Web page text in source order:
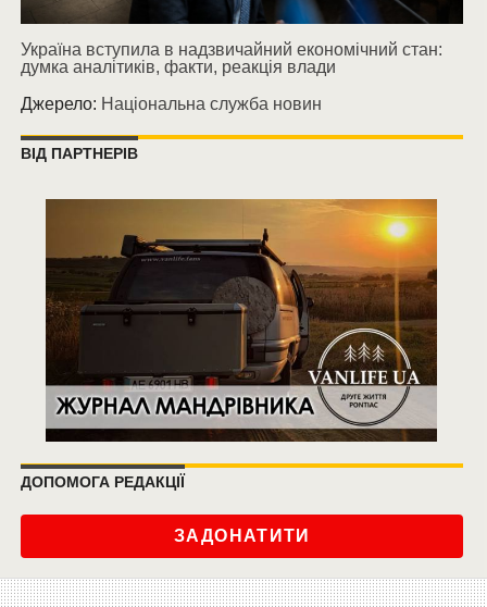
Україна вступила в надзвичайний економічний стан:
думка аналітиків, факти, реакція влади
Джерело: Національна служба новин
ВІД ПАРТНЕРІВ
ДОПОМОГА РЕДАКЦІЇ
ЗАДОНАТИТИ